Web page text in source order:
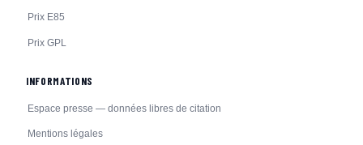
Prix E85
Prix GPL
INFORMATIONS
Espace presse — données libres de citation
Mentions légales